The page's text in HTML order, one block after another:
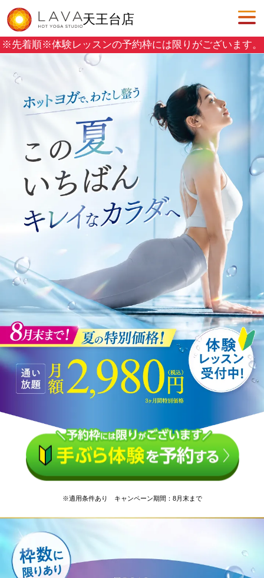
天王台店
※先着順※体験レッスンの予約枠には限りがございます。
※適用条件あり キャンペーン期間：8月末まで